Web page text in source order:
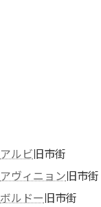
アルビ旧市街
アヴィニョン旧市街
ボルドー 旧市街